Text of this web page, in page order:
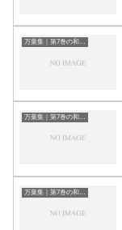
万葉集｜第7巻の和歌一覧
万葉集｜第7巻の和歌一覧